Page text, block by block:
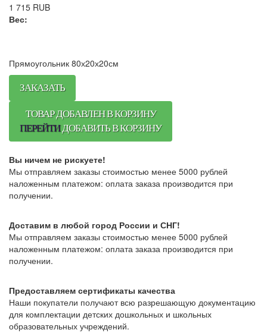
1 715 RUB
Вес:
Прямоугольник 80х20х20см
ЗАКАЗАТЬ
ТОВАР ДОБАВЛЕН В КОРЗИНУ
ПЕРЕЙТИДОБАВИТЬ В КОРЗИНУ
Вы ничем не рискуете!
Мы отправляем заказы стоимостью менее 5000 рублей
наложенным платежом: оплата заказа производится при
получении.
Доставим в любой город России и СНГ!
Мы отправляем заказы стоимостью менее 5000 рублей
наложенным платежом: оплата заказа производится при
получении.
Предоставляем сертификаты качества
Наши покупатели получают всю разрешающую документацию
для комплектации детских дошкольных и школьных
образовательных учреждений.